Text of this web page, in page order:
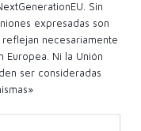
Sin
expresadas son
necesariamente
Europea. Ni la Unión
ser consideradas